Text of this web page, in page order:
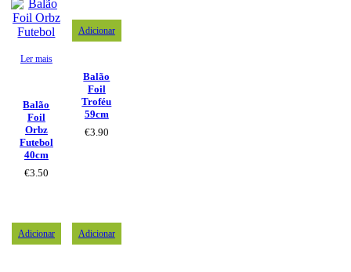
Ler mais
Balão
Foil
Orbz
Futebol
40cm
€3.50
Adicionar
Balão
Foil
Troféu
59cm
€3.90
Adicionar Adicionar